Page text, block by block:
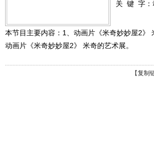
关 键 字：
本节目主要内容：1、动画片《米奇妙妙屋2
动画片《米奇妙妙屋2》 米奇的艺术展。
【复制